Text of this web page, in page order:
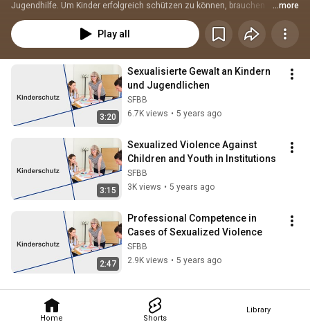
Home Shorts
Library
Jugendhilfe. Um Kinder erfolgreich schützen zu können, brauchen
Fachkräfte Sicherheit in der Einschätzung und in der Umsetzung der
Verfahren. Bestimmte Formen der Kindeswohlgefährdung wie Häusliche
und sexualisierte Gewalt stellen durch ihre Besonderheiten eine große
...more
Play all
3:20
Sexualisierte Gewalt an Kindern
und Jugendlichen
SFBB
6.7K views • 5 years ago
3:15
Sexualized Violence Against
Children and Youth in Institutions
SFBB
3K views • 5 years ago
2:47
Professional Competence in
Cases of Sexualized Violence
SFBB
2.9K views • 5 years ago